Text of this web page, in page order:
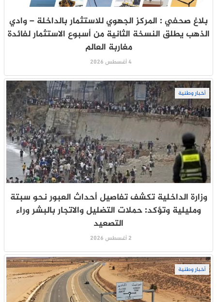
بلاغ صحفي : المركز الجهوي للاستثمار بالداخلة – وادي
الذهب يطلق النسخة الثانية من أسبوع الاستثمار لفائدة
مغاربة العالم
4 أغسطس 2026
أخبار وطنية
وزارة الداخلية تكشف تفاصيل أحداث العبور نحو سبتة
ومليلية وتؤكد: حملات التضليل والاتجار بالبشر وراء
التصعيد
2 أغسطس 2026
أخبار وطنية